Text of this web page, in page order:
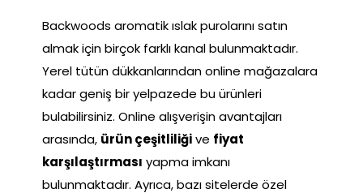
Backwoods aromatik ıslak purolarını satın
almak için birçok farklı kanal bulunmaktadır.
Yerel tütün dükkanlarından online mağazalara
kadar geniş bir yelpazede bu ürünleri
bulabilirsiniz. Online alışverişin avantajları
arasında, ürün çeşitliliğive fiyat
karşılaştırması yapma imkanı
bulunmaktadır. Ayrıca, bazı sitelerde özel